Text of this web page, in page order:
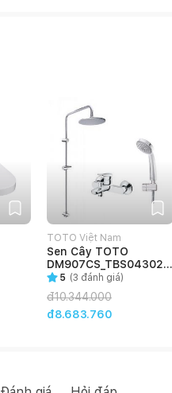
TOTO Việt Nam
Sen Cây TOTO
DM907CS_TBS04302V
_DGH104ZR nóng lạnh
5 (3 đánh giá)
đ10.344.000
đ8.683.760